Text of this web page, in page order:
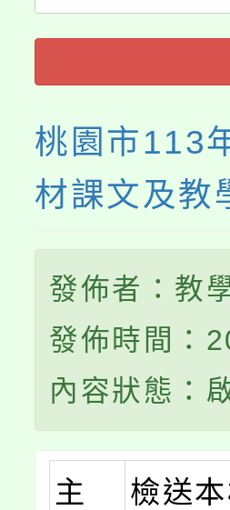
桃園市113
材課文及教
發佈者：教
發佈時間：
內容狀態：
主
檢送